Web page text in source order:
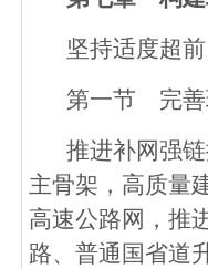
坚持适度超
第一节 完善
推进补网强
主骨架，高质量
高速公路网，推
路、普通国省道